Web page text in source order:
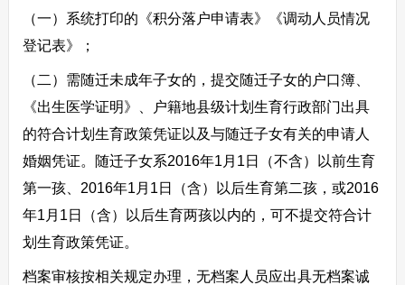
（一）系统打印的《积分落户申请表》《调动人员情况
登记表》；
（二）需随迁未成年子女的，提交随迁子女的户口簿、
《出生医学证明》、户籍地县级计划生育行政部门出具
的符合计划生育政策凭证以及与随迁子女有关的申请人
婚姻凭证。随迁子女系2016年1月1日（不含）以前生育
第一孩、2016年1月1日（含）以后生育第二孩，或2016
年1月1日（含）以后生育两孩以内的，可不提交符合计
划生育政策凭证。
档案审核按相关规定办理，无档案人员应出具无档案诚